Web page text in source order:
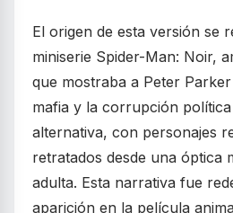
El origen de esta versión se
miniserie Spider-Man: Noir,
que mostraba a Peter
mafia y la corrupción
alternativa, con personajes
retratados desde una óptica
adulta. Esta narrativa fue
aparición en la película